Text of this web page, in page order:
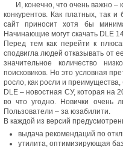
И, конечно, что очень важно –
конкурентов. Как платных, так
сайт приносит хотя бы
Начинающие могут скачать DLE
Перед тем как перейти к
сподвигла людей отказывать от
значительное количество
поисковиков. Но это условная
росло, как росли и
DLE – новостная СУ, которая на
во что угодно. Новички очень
Пользователи – за юзабилити.
В каждой из версий
выдача рекомендаций по
утилита, оптимизирующая